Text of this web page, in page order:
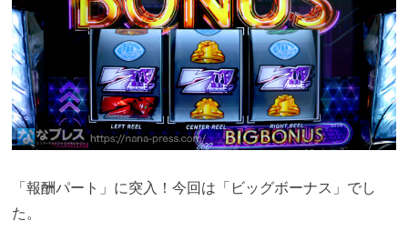
「報酬パート」に突入！今回は「ビッグボーナス」でし
た。